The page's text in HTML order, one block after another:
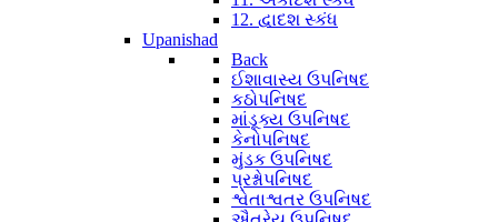
12. દ્વાદશ સ્કંધ
Upanishad
Back
ઈશાવાસ્ય ઉપનિષદ
કઠોપનિષદ
માંડૂક્ય ઉપનિષદ
કેનોપનિષદ
મુંડક ઉપનિષદ
પ્રશ્નોપનિષદ
શ્વેતાશ્વતર ઉપનિષદ